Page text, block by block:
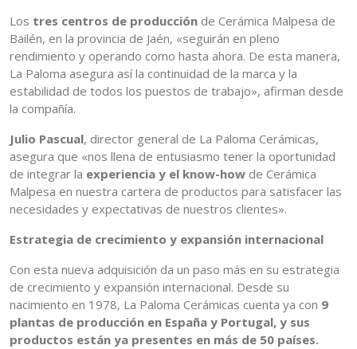
Los tres centros de producción de Cerámica Malpesa de
Bailén, en la provincia de Jaén, «seguirán en pleno
rendimiento y operando como hasta ahora. De esta manera,
La Paloma asegura así la continuidad de la marca y la
estabilidad de todos los puestos de trabajo», afirman desde
la compañía.
Julio Pascual, director general de La Paloma Cerámicas,
asegura que «nos llena de entusiasmo tener la oportunidad
de integrar la experiencia y el know-how de Cerámica
Malpesa en nuestra cartera de productos para satisfacer las
necesidades y expectativas de nuestros clientes».
Estrategia de crecimiento y expansión internacional
Con esta nueva adquisición da un paso más en su estrategia
de crecimiento y expansión internacional. Desde su
nacimiento en 1978, La Paloma Cerámicas cuenta ya con 9
plantas de producción en España y Portugal, y sus
productos están ya presentes en más de 50 países.